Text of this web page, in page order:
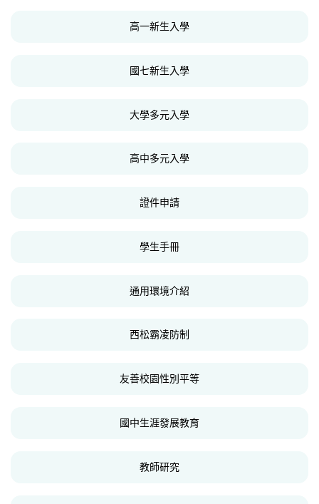
高一新生入學
國七新生入學
大學多元入學
高中多元入學
證件申請
學生手冊
通用環境介紹
西松霸凌防制
友善校園性別平等
國中生涯發展教育
教師研究